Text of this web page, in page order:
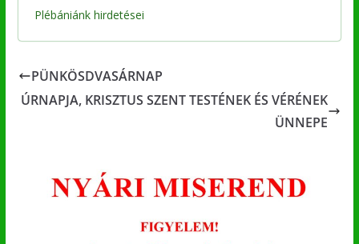
Plébániánk hirdetései
PÜNKÖSDVASÁRNAP
ÚRNAPJA, KRISZTUS SZENT TESTÉNEK ÉS VÉRÉNEK
ÜNNEPE